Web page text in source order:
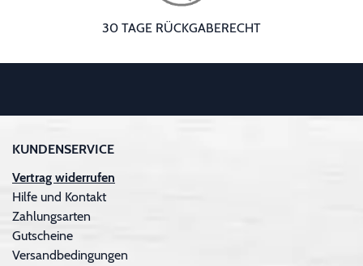
30 TAGE RÜCKGABERECHT
KUNDENSERVICE
Vertrag widerrufen
Hilfe und Kontakt
Zahlungsarten
Gutscheine
Versandbedingungen